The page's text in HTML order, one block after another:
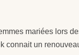
mariées lors
connait un